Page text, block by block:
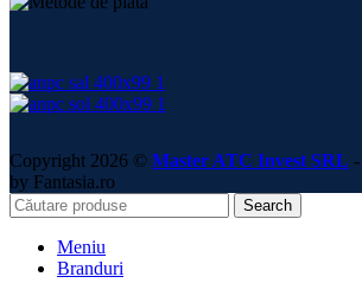
Copyright 2026 © Master ATC Invest SRL -
by Fantasia.ro
Search
Meniu
Branduri